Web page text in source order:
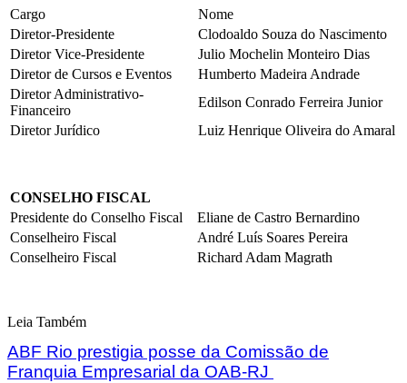
Cargo
Nome
Diretor-Presidente
Clodoaldo Souza do Nascimento
Diretor Vice-Presidente
Julio Mochelin Monteiro Dias
Diretor de Cursos e Eventos
Humberto Madeira Andrade
Diretor Administrativo-
Financeiro
Edilson Conrado Ferreira Junior
Diretor Jurídico
Luiz Henrique Oliveira do Amaral
CONSELHO FISCAL
Presidente do Conselho Fiscal
Eliane de Castro Bernardino
Conselheiro Fiscal
André Luís Soares Pereira
Conselheiro Fiscal
Richard Adam Magrath
Leia Também
ABF Rio prestigia posse da Comissão de
Franquia Empresarial da OAB-RJ